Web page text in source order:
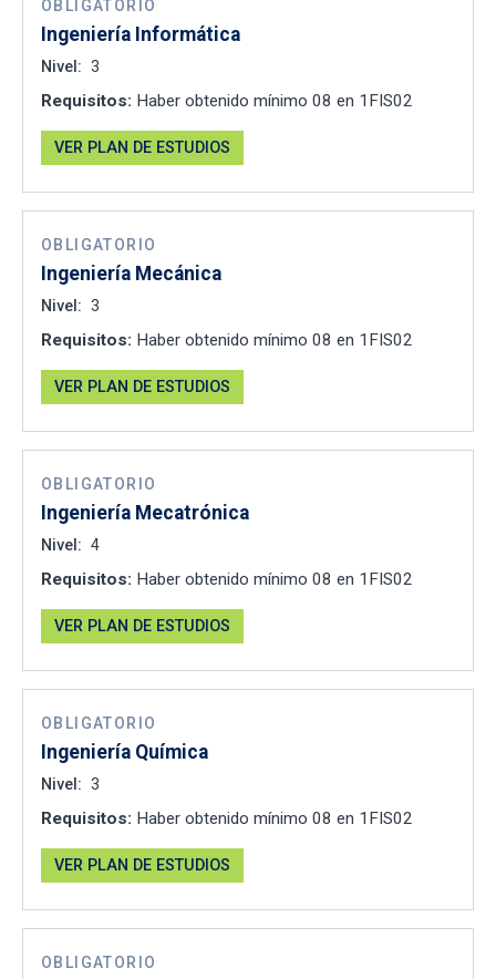
OBLIGATORIO
Ingeniería Informática
Nivel: 3
Requisitos: Haber obtenido mínimo 08 en 1FIS02
VER PLAN DE ESTUDIOS
OBLIGATORIO
Ingeniería Mecánica
Nivel: 3
Requisitos: Haber obtenido mínimo 08 en 1FIS02
VER PLAN DE ESTUDIOS
OBLIGATORIO
Ingeniería Mecatrónica
Nivel: 4
Requisitos: Haber obtenido mínimo 08 en 1FIS02
VER PLAN DE ESTUDIOS
OBLIGATORIO
Ingeniería Química
Nivel: 3
Requisitos: Haber obtenido mínimo 08 en 1FIS02
VER PLAN DE ESTUDIOS
OBLIGATORIO